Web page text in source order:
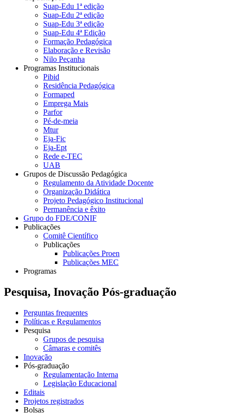
Suap-Edu 1ª edição
Suap-Edu 2ª edição
Suap-Edu 3ª edição
Suap-Edu 4ª Edição
Formação Pedagógica
Elaboração e Revisão
Nilo Peçanha
Programas Institucionais
Pibid
Residência Pedagógica
Formaped
Emprega Mais
Parfor
Pé-de-meia
Mtur
Eja-Fic
Eja-Ept
Rede e-TEC
UAB
Grupos de Discussão Pedagógica
Regulamento da Atividade Docente
Organização Didática
Projeto Pedagógico Institucional
Permanência e êxito
Grupo do FDE/CONIF
Publicações
Comitê Científico
Publicações
Publicações Proen
Publicações MEC
Programas
Pesquisa, Inovação Pós-graduação
Perguntas frequentes
Políticas e Regulamentos
Pesquisa
Grupos de pesquisa
Câmaras e comitês
Inovação
Pós-graduação
Regulamentação Interna
Legislação Educacional
Editais
Projetos registrados
Bolsas